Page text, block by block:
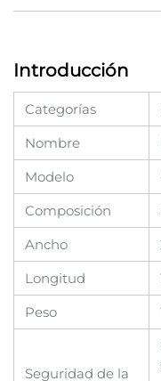
Introducción
Categorías
Nombre
Modelo
Composición
Ancho
Longitud
Peso
Seguridad de la